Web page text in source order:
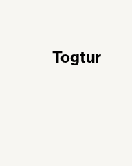
Togtur